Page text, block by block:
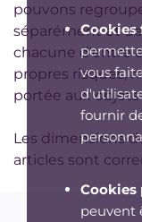
vous
fournir
peuvent
pouvons
séparément et
chacune d'entre
propres risques,
portée aux objets
Les dimensions
articles sont